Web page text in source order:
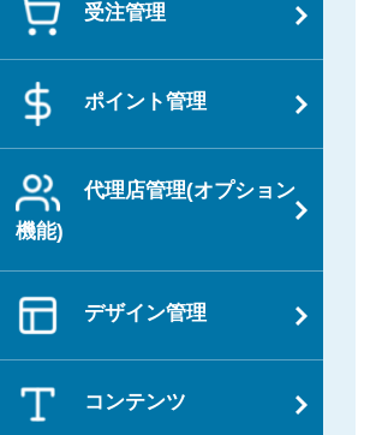
受注管理
ポイント管理
代理店管理(オプション
機能)
デザイン管理
コンテンツ